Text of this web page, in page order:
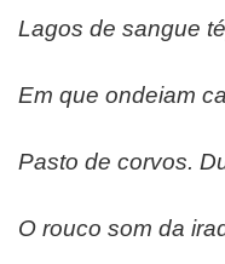
Lagos de sangue
Em que ondeiam
Pasto de corvos.
O rouco som da